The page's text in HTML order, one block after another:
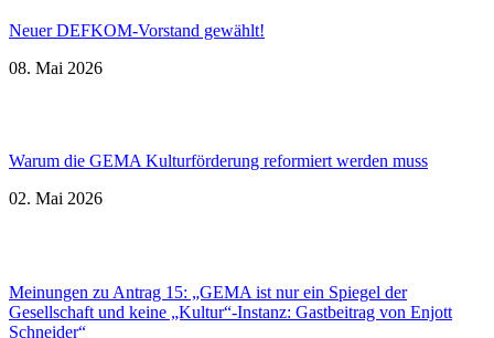
Neuer DEFKOM-Vorstand gewählt!
08. Mai 2026
Warum die GEMA Kulturförderung reformiert werden muss
02. Mai 2026
Meinungen zu Antrag 15: „GEMA ist nur ein Spiegel der
Gesellschaft und keine „Kultur“-Instanz: Gastbeitrag von Enjott
Schneider“